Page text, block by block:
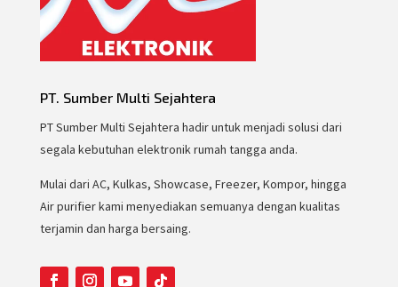
PT. Sumber Multi Sejahtera
PT Sumber Multi Sejahtera hadir untuk menjadi solusi dari
segala kebutuhan elektronik rumah tangga anda.
Mulai dari AC, Kulkas, Showcase, Freezer, Kompor, hingga
Air purifier kami menyediakan semuanya dengan kualitas
terjamin dan harga bersaing.